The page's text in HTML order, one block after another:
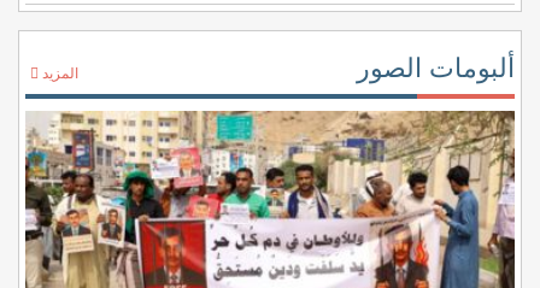
ألبومات الصور المزيد